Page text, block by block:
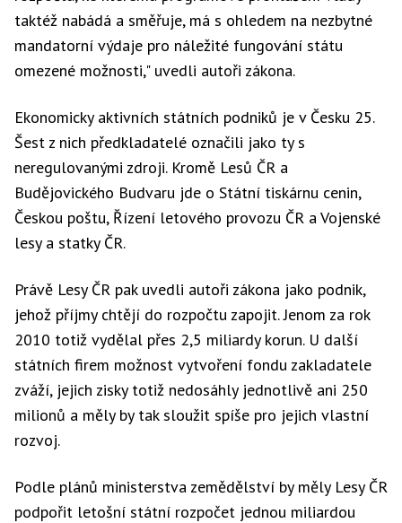
taktéž nabádá a směřuje, má s ohledem na nezbytné
mandatorní výdaje pro náležité fungování státu
omezené možnosti," uvedli autoři zákona.
Ekonomicky aktivních státních podniků je v Česku 25.
Šest z nich předkladatelé označili jako ty s
neregulovanými zdroji. Kromě Lesů ČR a
Budějovického Budvaru jde o Státní tiskárnu cenin,
Českou poštu, Řízení letového provozu ČR a Vojenské
lesy a statky ČR.
Právě Lesy ČR pak uvedli autoři zákona jako podnik,
jehož příjmy chtějí do rozpočtu zapojit. Jenom za rok
2010 totiž vydělal přes 2,5 miliardy korun. U další
státních firem možnost vytvoření fondu zakladatele
zváží, jejich zisky totiž nedosáhly jednotlivě ani 250
milionů a měly by tak sloužit spíše pro jejich vlastní
rozvoj.
Podle plánů ministerstva zemědělství by měly Lesy ČR
podpořit letošní státní rozpočet jednou miliardou